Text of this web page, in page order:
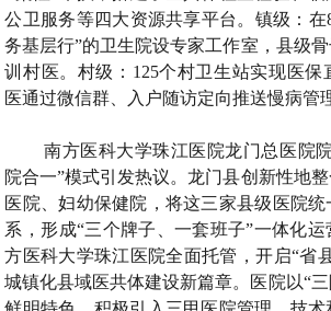
公卫服务等四大资源共享平台。镇级：在
务基层行”的卫生院设专家工作室，县级
训村医。村级：125个村卫生站实现医保
医通过微信群、入户随访定向推送慢病管
南方医科大学珠江医院龙门总医院
院合一”模式引发热议。龙门县创新性地
医院、妇幼保健院，将这三家县级医院
系，形成“三个牌子、一套班子”一体化运
方医科大学珠江医院全面托管，开启“省
城镇化县域医共体建设新篇章。医院以“